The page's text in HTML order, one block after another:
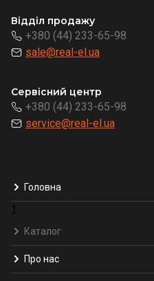
Відділ продажу
+380 (44) 233-65-98
sale@real-el.ua
Сервісний центр
+380 (44) 233-65-98
service@real-el.ua
Головна
1
Каталог
Про нас